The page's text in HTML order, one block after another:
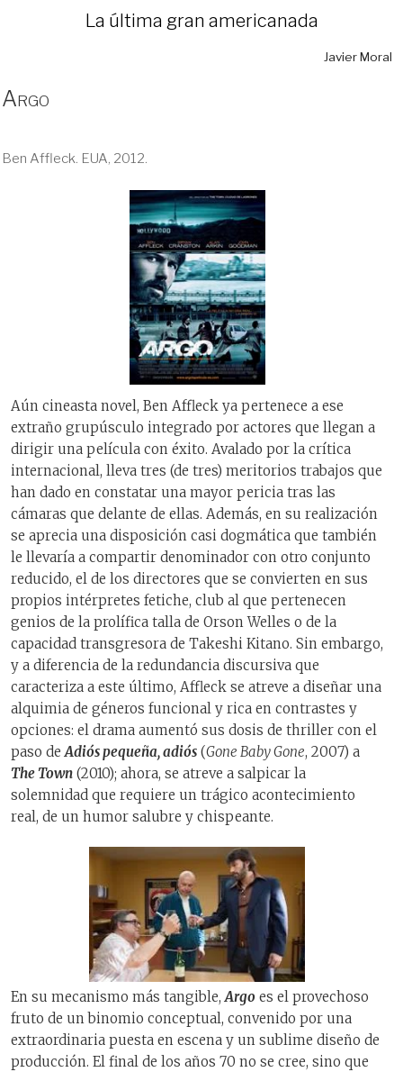
La última gran americanada
Javier Moral
Argo
Ben Affleck. EUA, 2012.
Aún cineasta novel, Ben Affleck ya pertenece a ese
extraño grupúsculo integrado por actores que llegan a
dirigir una película con éxito. Avalado por la crítica
internacional, lleva tres (de tres) meritorios trabajos que
han dado en constatar una mayor pericia tras las
cámaras que delante de ellas. Además, en su realización
se aprecia una disposición casi dogmática que también
le llevaría a compartir denominador con otro conjunto
reducido, el de los directores que se convierten en sus
propios intérpretes fetiche, club al que pertenecen
genios de la prolífica talla de Orson Welles o de la
capacidad transgresora de Takeshi Kitano. Sin embargo,
y a diferencia de la redundancia discursiva que
caracteriza a este último, Affleck se atreve a diseñar una
alquimia de géneros funcional y rica en contrastes y
opciones: el drama aumentó sus dosis de thriller con el
paso deAdiós pequeña, adiós (Gone Baby Gone, 2007) a
The Town (2010); ahora, se atreve a salpicar la
solemnidad que requiere un trágico acontecimiento
real, de un humor salubre y chispeante.
En su mecanismo más tangible,Argo es el provechoso
fruto de un binomio conceptual, convenido por una
extraordinaria puesta en escena y un sublime diseño de
producción. El final de los años 70 no se cree, sino que